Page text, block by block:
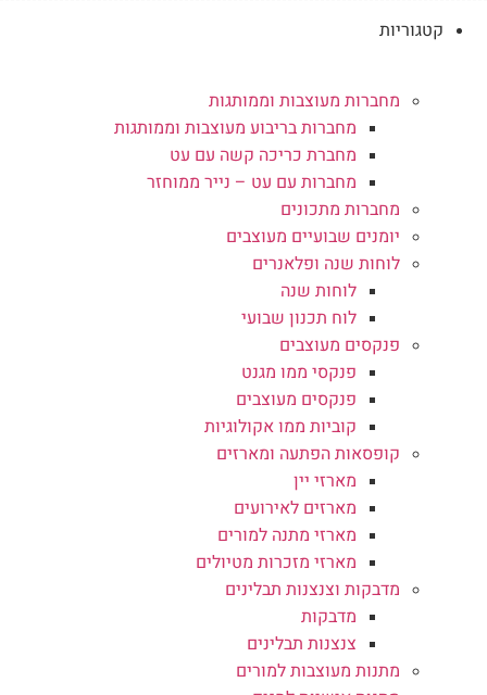
קטגוריות
מחברות מעוצבות וממותגות
מחברות בריבוע מעוצבות וממותגות
מחברת כריכה קשה עם עט
מחברות עם עט – נייר ממוחזר
מחברות מתכונים
יומנים שבועיים מעוצבים
לוחות שנה ופלאנרים
לוחות שנה
לוח תכנון שבועי
פנקסים מעוצבים
פנקסי ממו מגנט
פנקסים מעוצבים
קוביות ממו אקולוגיות
קופסאות הפתעה ומארזים
מארזי יין
מארזים לאירועים
מארזי מתנה למורים
מארזי מזכרות מטיולים
מדבקות וצנצנות תבלינים
מדבקות
צנצנות תבלינים
מתנות מעוצבות למורים